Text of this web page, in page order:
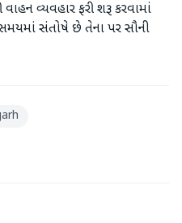
વાહન વ્યવહાર ફરી શરૂ કરવામાં
સંતોષે છે તેના પર સૌની